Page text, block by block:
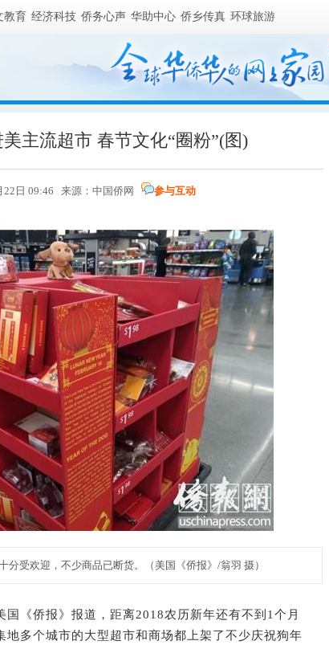
教育 经济科技 侨务心声 华助中心 侨乡传真 环球旅游
主流超市 春节文化“圈粉”(图)
22日 09:46 来源： 中国侨网 参与互动
受欢迎，不少商品已断货。（美国《侨报》/翁羽 摄）
侨报》报道，距离2018农历新年还有不到1个月
地多个城市的大型超市和商场都上架了不少庆祝狗年